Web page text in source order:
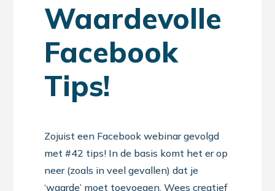
Waardevolle
Facebook
Tips!
Zojuist een Facebook webinar gevolgd
met #42 tips! In de basis komt het er op
neer (zoals in veel gevallen) dat je
‘waarde’ moet toevoegen. Wees creatief